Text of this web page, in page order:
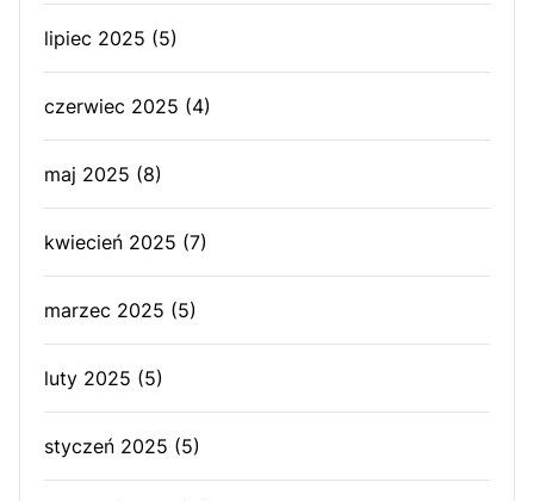
lipiec 2025 (5)
czerwiec 2025 (4)
maj 2025 (8)
kwiecień 2025 (7)
marzec 2025 (5)
luty 2025 (5)
styczeń 2025 (5)